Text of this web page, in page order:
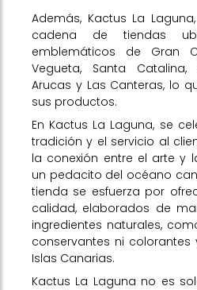
Además, Kactus La
cadena de tiendas
emblemáticos de Gran
Vegueta, Santa Catalina,
Arucas y Las Canteras, lo
sus productos.
En Kactus La Laguna, se
tradición y el servicio al
la conexión entre el arte y
un pedacito del océano
tienda se esfuerza por
calidad, elaborados de
ingredientes naturales,
conservantes ni
Islas Canarias.
Kactus La Laguna no es